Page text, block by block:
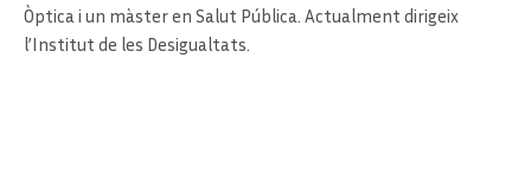
Òptica i un màster en Salut Pública. Actualment dirigeix
l’Institut de les Desigualtats.